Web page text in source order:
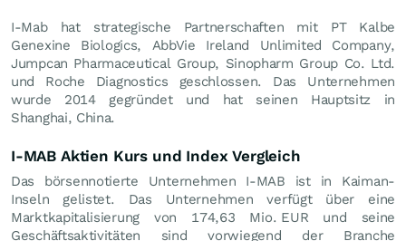
I-Mab hat strategische Partnerschaften mit PT Kalbe
Genexine Biologics, AbbVie Ireland Unlimited Company,
Jumpcan Pharmaceutical Group, Sinopharm Group Co. Ltd.
und Roche Diagnostics geschlossen. Das Unternehmen
wurde 2014 gegründet und hat seinen Hauptsitz in
Shanghai, China.
I-MAB Aktien Kurs und Index Vergleich
Das börsennotierte Unternehmen I-MAB ist in Kaiman-
Inseln gelistet. Das Unternehmen verfügt über eine
Marktkapitalisierung von 174,63 Mio. EUR und seine
Geschäftsaktivitäten sind vorwiegend der Branche